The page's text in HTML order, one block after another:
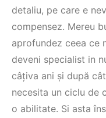
detaliu, pe care e
compensez. Mereu
aprofundez ceea ce
deveni specialist in
câțiva ani și după
necesita un ciclu de
o abilitate. Si asta